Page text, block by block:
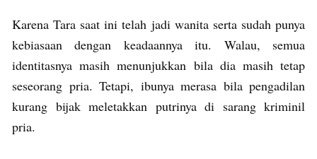
Karena Tara saat ini telah jadi wanita serta sudah punya
kebiasaan dengan keadaannya itu. Walau, semua
identitasnya masih menunjukkan bila dia masih tetap
seseorang pria. Tetapi, ibunya merasa bila pengadilan
kurang bijak meletakkan putrinya di sarang kriminil
pria.